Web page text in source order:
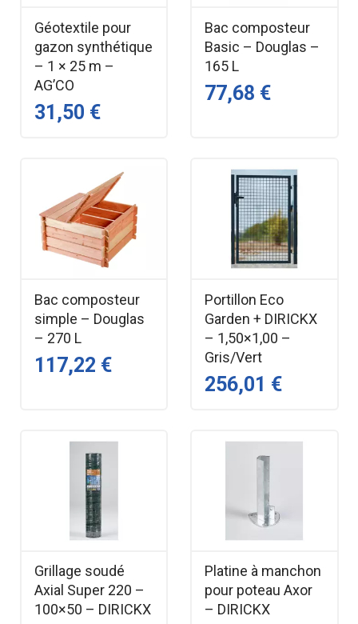
Géotextile pour
gazon synthétique
– 1 × 25 m –
AG’CO
31,50 €
Bac composteur
Basic – Douglas –
165 L
77,68 €
Bac composteur
simple – Douglas
– 270 L
117,22 €
Portillon Eco
Garden + DIRICKX
– 1,50×1,00 –
Gris/Vert
256,01 €
Grillage soudé
Axial Super 220 –
100×50 – DIRICKX
Platine à manchon
pour poteau Axor
– DIRICKX